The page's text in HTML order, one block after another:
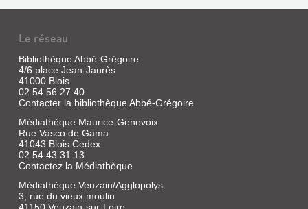
Le réseau
Bibliothèque Abbé-Grégoire
4/6 place Jean-Jaurès
41000 Blois
02 54 56 27 40
Contacter la bibliothèque Abbé-Grégoire
Médiathèque Maurice-Genevoix
Rue Vasco de Gama
41043 Blois Cedex
02 54 43 31 13
Contactez la Médiathèque
Médiathèque Veuzain/Agglopolys
3, rue du vieux moulin